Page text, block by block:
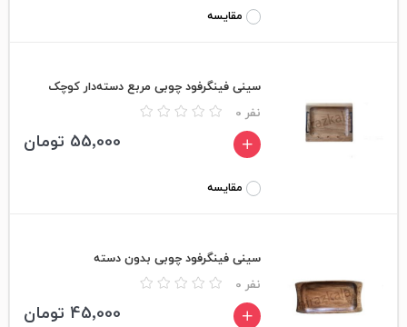
مقایسه
سینی فینگرفود چوبی مربع دسته‌دار کوچک
0 نفر
مقایسه
55٬000 تومان
سینی فینگرفود چوبی بدون دسته
0 نفر
45٬000 تومان